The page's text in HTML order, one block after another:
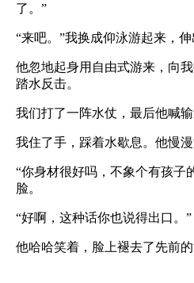
了。”
“来吧。”我换成仰泳游起来，
他忽地起身用自由式游来，向
踏水反击。
我们打了一阵水仗，最后他喊
我住了手，踩着水歇息。他慢
“你身材很好吗，不象个有孩子
脸。
“好啊，这种话你也说得出口。”
他哈哈笑着，脸上褪去了先前的